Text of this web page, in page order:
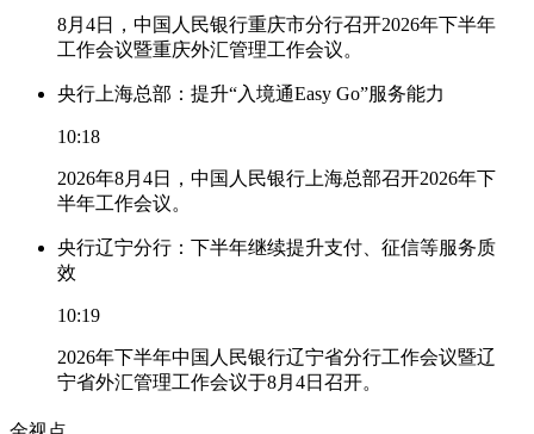
8月4日，中国人民银行重庆市分行召开2026年下半年
工作会议暨重庆外汇管理工作会议。
央行上海总部：提升“入境通Easy Go”服务能力
10:18
2026年8月4日，中国人民银行上海总部召开2026年下
半年工作会议。
央行辽宁分行：下半年继续提升支付、征信等服务质
效
10:19
2026年下半年中国人民银行辽宁省分行工作会议暨辽
宁省外汇管理工作会议于8月4日召开。